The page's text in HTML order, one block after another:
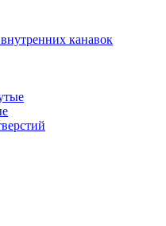
канавок